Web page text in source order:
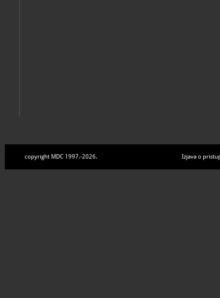
copyright MDC 1997.-2026. Izjava o